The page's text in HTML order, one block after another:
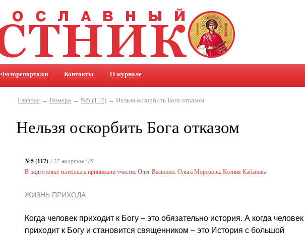
Фоторепортажи Контакты О журнале
Главная →Номера →№5 (117) → Нельзя оскорбить Бога отказом
Нельзя оскорбить Бога отказом
№5 (117) / 27 •марта• ‘15
В подготовке материала принимали участие Олег Васюнин, Ольга Морозова, Ксения Кабанова
ЖИЗНЬ ПРИХОДА
Когда человек приходит к Богу – это обязательно история. А когда человек
приходит к Богу и становится священником – это История с большой